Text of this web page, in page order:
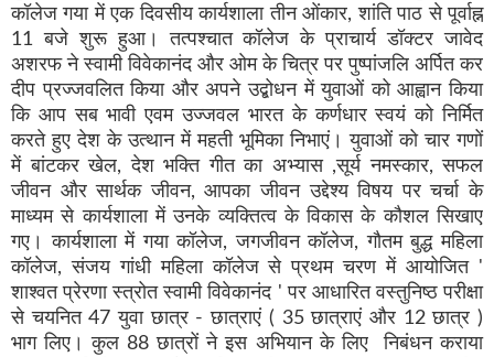
कॉलेज गया में एक दिवसीय कार्यशाला तीन ओंकार, शांति पाठ से पूर्वाह्न
11 बजे शुरू हुआ। तत्पश्चात कॉलेज के प्राचार्य डॉक्टर जावेद
अशरफ ने स्वामी विवेकानंद और ओम के चित्र पर पुष्पांजलि अर्पित कर
दीप प्रज्जवलित किया और अपने उद्बोधन में युवाओं को आह्वान किया
कि आप सब भावी एवम उज्जवल भारत के कर्णधार स्वयं को निर्मित
करते हुए देश के उत्थान में महती भूमिका निभाएं। युवाओं को चार गणों
में बांटकर खेल, देश भक्ति गीत का अभ्यास ,सूर्य नमस्कार, सफल
जीवन और सार्थक जीवन, आपका जीवन उद्देश्य विषय पर चर्चा के
माध्यम से कार्यशाला में उनके व्यक्तित्व के विकास के कौशल सिखाए
गए। कार्यशाला में गया कॉलेज, जगजीवन कॉलेज, गौतम बुद्ध महिला
कॉलेज, संजय गांधी महिला कॉलेज से प्रथम चरण में आयोजित '
शाश्वत प्रेरणा स्त्रोत स्वामी विवेकानंद ' पर आधारित वस्तुनिष्ठ परीक्षा
से चयनित 47 युवा छात्र - छात्राएं ( 35 छात्राएं और 12 छात्र )
भाग लिए। कुल 88 छात्रों ने इस अभियान के लिए निबंधन कराया